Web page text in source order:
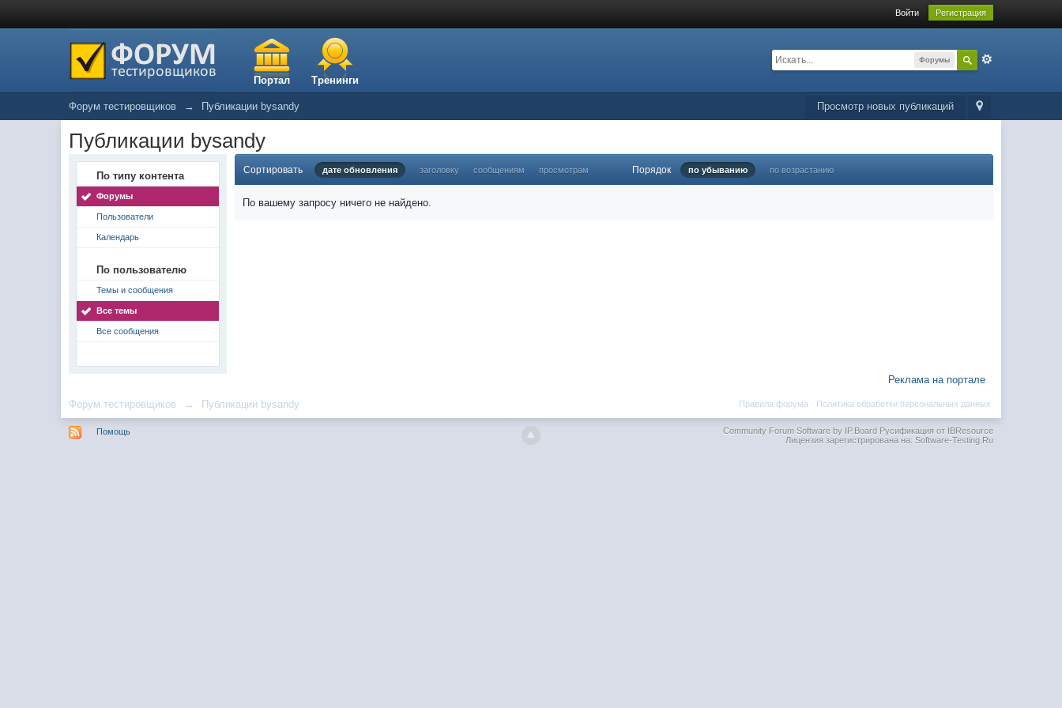
Войти Регистрация
Портал Тренинги
Форумы
Просмотр новых публикаций
Форум тестировщиков → Публикации bysandy
Публикации bysandy
По типу контента
Форумы
Пользователи
Календарь
По пользователю
Темы и сообщения
Все темы
Все сообщения
Сортировать дате обновления заголовку сообщениям просмотрам Порядок по убыванию по возрастанию
По вашему запросу ничего не найдено.
Реклама на портале
Форум тестировщиков → Публикации bysandy Политика обработки персональных данных
Правила форума ·
Помощь Community Forum Software by IP.BoardРусификация от IBResource
Лицензия зарегистрирована на: Software-Testing.Ru